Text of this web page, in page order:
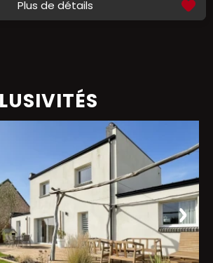
Plus de détails